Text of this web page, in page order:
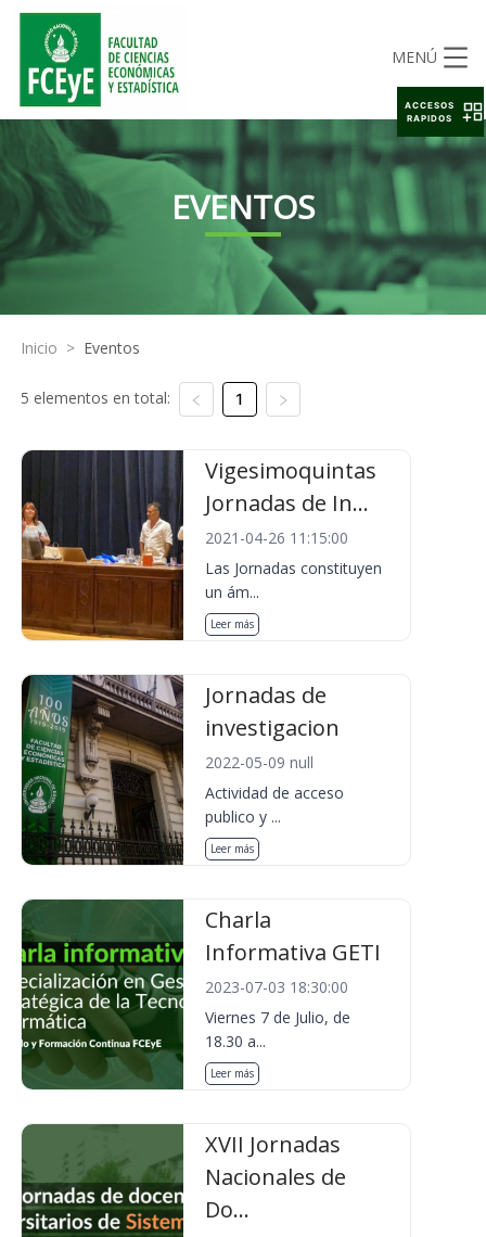
MENÚ
EVENTOS
Inicio > Eventos
5 elementos en total: 1
Vigesimoquintas
Jornadas de In...
2021-04-26 11:15:00
Las Jornadas constituyen
un ám...
Leer más
Jornadas de
investigacion
2022-05-09 null
Actividad de acceso
publico y ...
Leer más
Charla
Informativa GETI
2023-07-03 18:30:00
Viernes 7 de Julio, de
18.30 a...
Leer más
XVII Jornadas
Nacionales de
Do...
ACCESOS
RAPIDOS